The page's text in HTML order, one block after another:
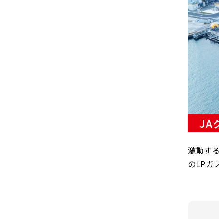
JA
激動す
のLPガ